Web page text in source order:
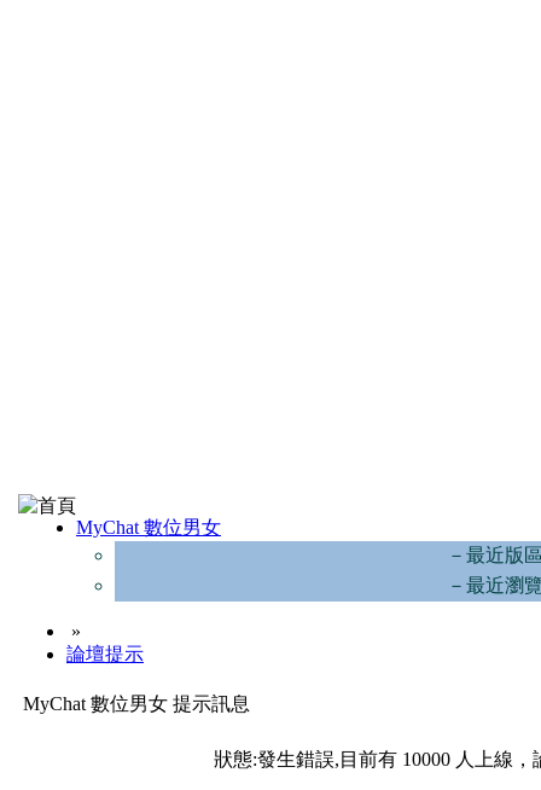
MyChat 數位男女
－最近版
－最近瀏
»
論壇提示
MyChat 數位男女 提示訊息
狀態:發生錯誤,目前有 10000 人上線